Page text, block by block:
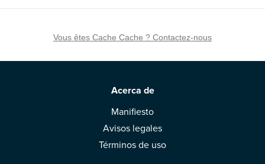
Vous êtes Cache Cache ? Contactez-nous
Acerca de
Manifiesto
Avisos legales
Términos de uso